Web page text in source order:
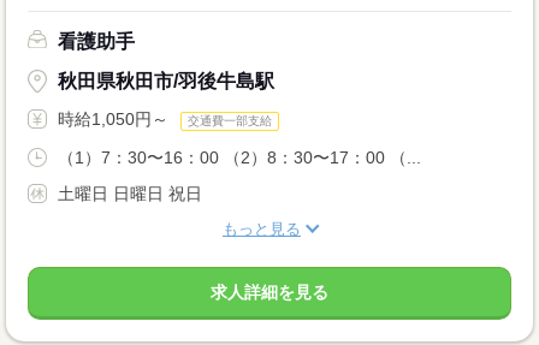
看護助手
秋田県秋田市/羽後牛島駅
時給1,050円～ 交通費一部支給
（1）7：30〜16：00 （2）8：30〜17：00 （...
土曜日 日曜日 祝日
もっと見る
求人詳細を見る